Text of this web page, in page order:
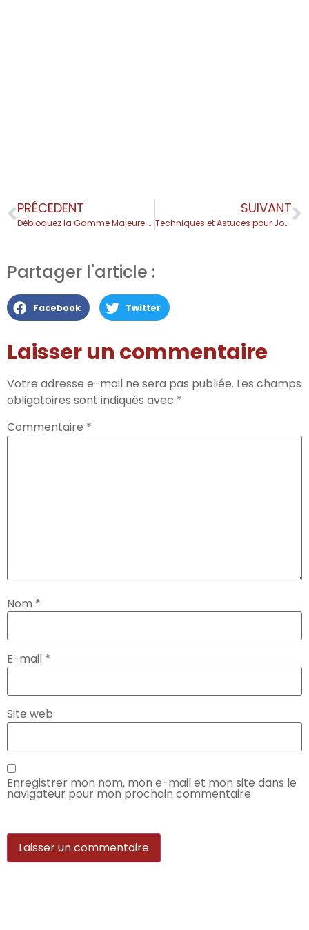
PRÉCEDENT
Débloquez la Gamme Majeure à la Basse
SUIVANT
Techniques et Astuces pour Jouer au Médiator à la Basse
Partager l'article :
Facebook Twitter
Laisser un commentaire
Votre adresse e-mail ne sera pas publiée. Les champs
obligatoires sont indiqués avec *
Commentaire *
Nom *
E-mail *
Site web
Enregistrer mon nom, mon e-mail et mon site dans le
navigateur pour mon prochain commentaire.